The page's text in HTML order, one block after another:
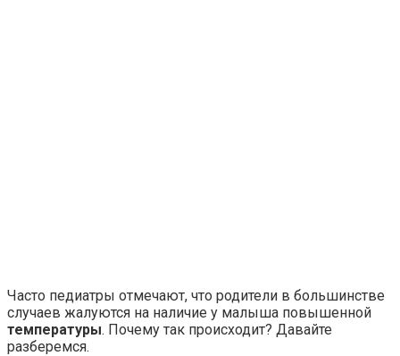
Часто педиатры отмечают, что родители в большинстве
случаев жалуются на наличие у малыша повышенной
температуры. Почему так происходит? Давайте
разберемся.